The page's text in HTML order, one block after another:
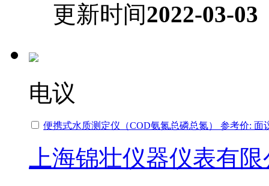
更新时间2022-03-03
电议
便携式水质测定仪（COD氨氮总磷总氮） 参考价: 面
上海锦壮仪器仪表有